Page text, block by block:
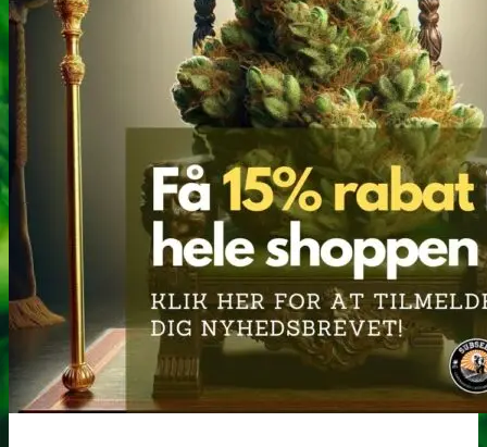
Robadope tests
Simons tests
Test af primære aminer
URIN TESTS
Multi urin test - 3 stoffer
Multi urin test - 10 stoffer
THC urin test - 25ng/ml
THC urin test - 50ng/ml